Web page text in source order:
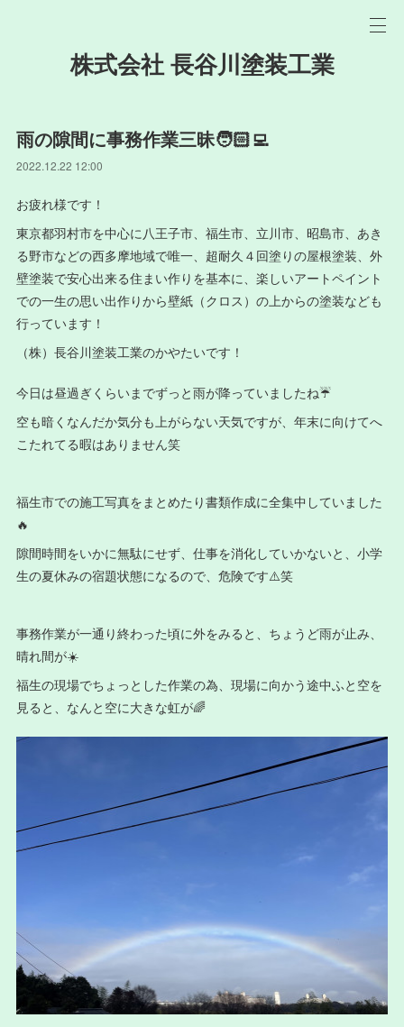
株式会社 長谷川塗装工業
雨の隙間に事務作業三昧🧑🏻‍💻
2022.12.22 12:00
お疲れ様です！
東京都羽村市を中心に八王子市、福生市、立川市、昭島市、あき
る野市などの西多摩地域で唯一、超耐久４回塗りの屋根塗装、外
壁塗装で安心出来る住まい作りを基本に、楽しいアートペイント
での一生の思い出作りから壁紙（クロス）の上からの塗装なども
行っています！
（株）長谷川塗装工業のかやたいです！
今日は昼過ぎくらいまでずっと雨が降っていましたね☔️
空も暗くなんだか気分も上がらない天気ですが、年末に向けてへ
こたれてる暇はありません笑
福生市での施工写真をまとめたり書類作成に全集中していました
🔥
隙間時間をいかに無駄にせず、仕事を消化していかないと、小学
生の夏休みの宿題状態になるので、危険です⚠️笑
事務作業が一通り終わった頃に外をみると、ちょうど雨が止み、
晴れ間が☀️
福生の現場でちょっとした作業の為、現場に向かう途中ふと空を
見ると、なんと空に大きな虹が🌈